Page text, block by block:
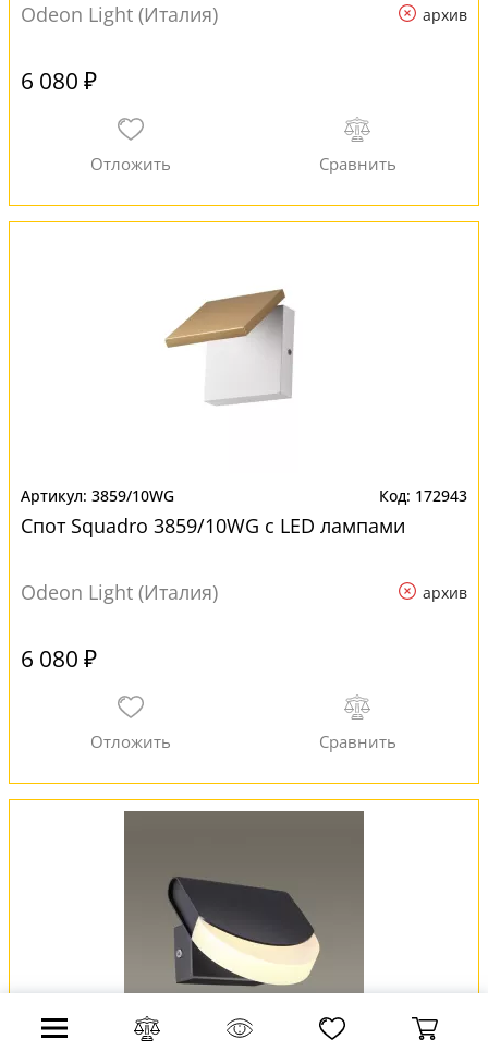
Odeon Light (Италия) архив
6 080 ₽
3859/10WG 172943
Спот Squadro 3859/10WG с LED лампами
Odeon Light (Италия) архив
6 080 ₽